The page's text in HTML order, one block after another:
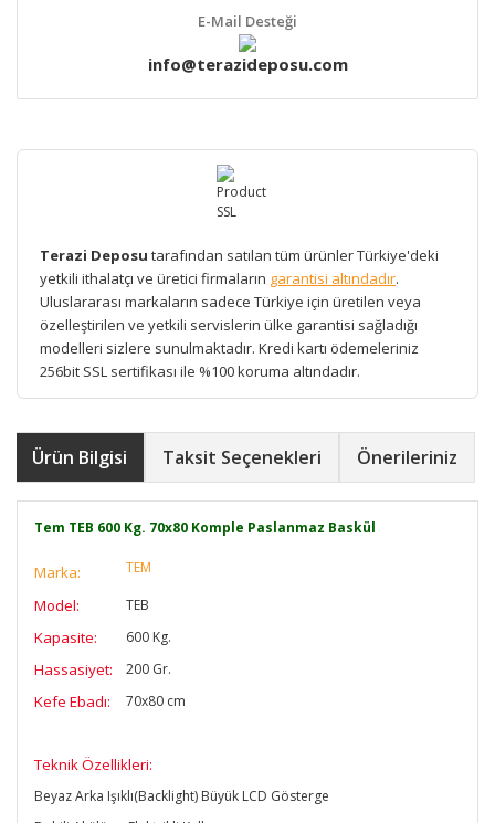
E-Mail Desteği
info@terazideposu.com
Terazi Deposu tarafından satılan tüm ürünler Türkiye'deki
yetkili ithalatçı ve üretici firmaların garantisi altındadır.
Uluslararası markaların sadece Türkiye için üretilen veya
özelleştirilen ve yetkili servislerin ülke garantisi sağladığı
modelleri sizlere sunulmaktadır. Kredi kartı ödemeleriniz
256bit SSL sertifikası ile %100 koruma altındadır.
Ürün Bilgisi Taksit Seçenekleri Önerileriniz
Tem TEB 600 Kg. 70x80 Komple Paslanmaz Baskül
Marka: TEM
Model: TEB
Kapasite: 600 Kg.
Hassasiyet: 200 Gr.
Kefe Ebadı: 70x80 cm
Teknik Özellikleri:
Beyaz Arka Işıklı(Backlight) Büyük LCD Gösterge